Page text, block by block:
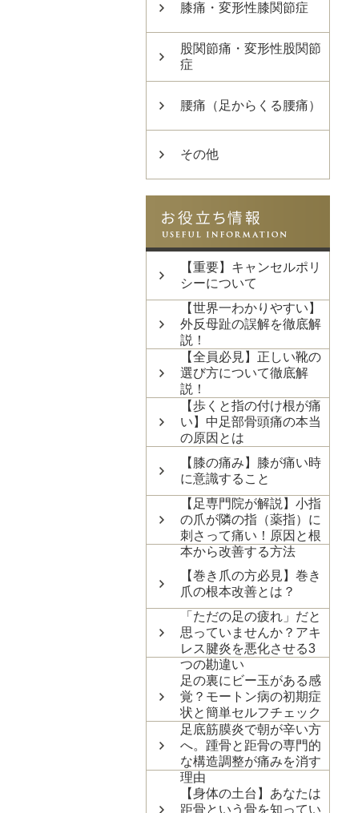
膝痛・変形性膝関節症
股関節痛・変形性股関節
症
腰痛（足からくる腰痛）
その他
【重要】キャンセルポリ
シーについて
【世界一わかりやすい】
外反母趾の誤解を徹底解
説！
【全員必見】正しい靴の
選び方について徹底解
説！
【歩くと指の付け根が痛
い】中足部骨頭痛の本当
の原因とは
【膝の痛み】膝が痛い時
に意識すること
【足専門院が解説】小指
の爪が隣の指（薬指）に
刺さって痛い！原因と根
本から改善する方法
【巻き爪の方必見】巻き
爪の根本改善とは？
「ただの足の疲れ」だと
思っていませんか？アキ
レス腱炎を悪化させる3
つの勘違い
足の裏にビー玉がある感
覚？モートン病の初期症
状と簡単セルフチェック
足底筋膜炎で朝が辛い方
へ。踵骨と距骨の専門的
な構造調整が痛みを消す
理由
【身体の土台】あなたは
距骨という骨を知ってい